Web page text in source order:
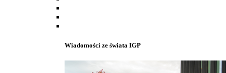
Wiadomości ze świata IGP